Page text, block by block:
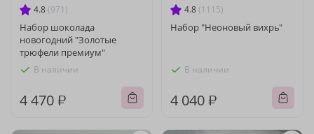
4.8 (971)
Набор шоколада
новогодний "Золотые
трюфели премиум"
В наличии
4 470 ₽
4.8 (1115)
Набор "Неоновый вихрь"
В наличии
4 040 ₽